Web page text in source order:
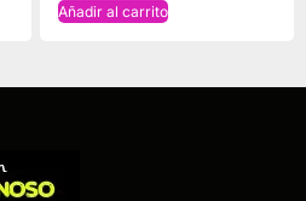
Añadir al carrito